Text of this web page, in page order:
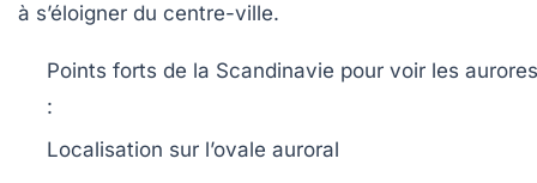
à s’éloigner du centre-ville.
Points forts de la Scandinavie pour voir les aurores
:
Localisation sur l’ovale auroral